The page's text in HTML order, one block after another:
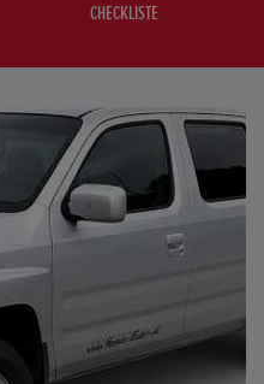
CHECKLISTE